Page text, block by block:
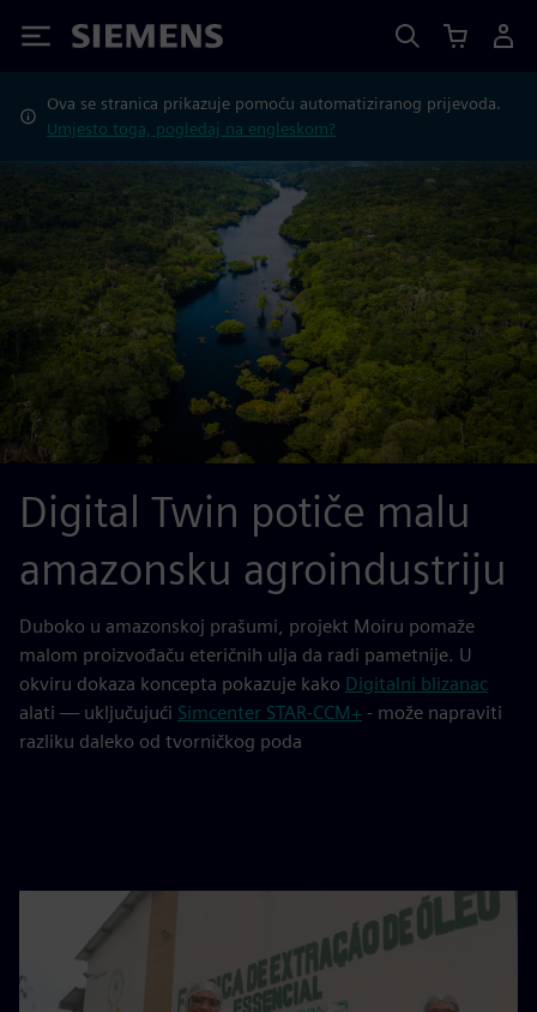
Siemens
Ova se stranica prikazuje pomoću automatiziranog prijevoda.
Umjesto toga, pogledaj na engleskom?
Digital Twin potiče malu
amazonsku agroindustriju
Duboko u amazonskoj prašumi, projekt Moiru pomaže
malom proizvođaču eteričnih ulja da radi pametnije. U
okviru dokaza koncepta pokazuje kako Digitalni blizanac
alati — uključujući Simcenter STAR-CCM+ - može napraviti
razliku daleko od tvorničkog poda